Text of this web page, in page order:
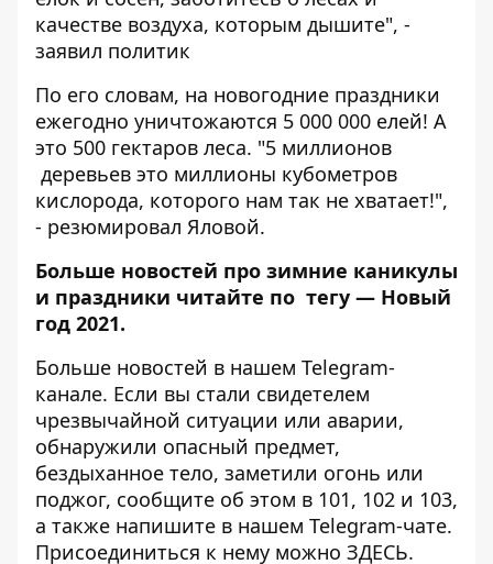
качестве воздуха, которым дышите", -
заявил политик
По его словам, на новогодние праздники
ежегодно уничтожаются 5 000 000 елей! А
это 500 гектаров леса. "5 миллионов
деревьев это миллионы кубометров
кислорода, которого нам так не хватает!",
- резюмировал Яловой.
Больше новостей про зимние каникулы
и праздники читайте по тегу — Новый
год 2021.
Больше новостей в нашем Telegram-
канале. Если вы стали свидетелем
чрезвычайной ситуации или аварии,
обнаружили опасный предмет,
бездыханное тело, заметили огонь или
поджог, сообщите об этом в 101, 102 и 103,
а также напишите в нашем Telegram-чате.
Присоединиться к нему можно ЗДЕСЬ.